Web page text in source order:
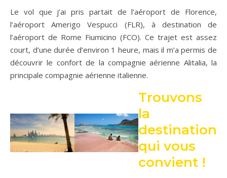
Le vol que j’ai pris partait de l’aéroport de Florence,
l’aéroport Amerigo Vespucci (FLR), à destination de
l’aéroport de Rome Fiumicino (FCO). Ce trajet est assez
court, d’une durée d’environ 1 heure, mais il m’a permis de
découvrir le confort de la compagnie aérienne Alitalia, la
principale compagnie aérienne italienne.
Trouvons
la
destination
qui vous
convient !